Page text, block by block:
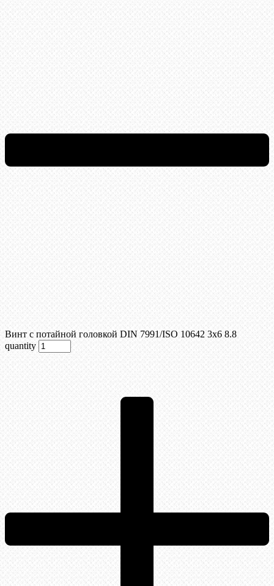
Винт с потайной головкой DIN 7991/ISO 10642 3х6 8.8
quantity